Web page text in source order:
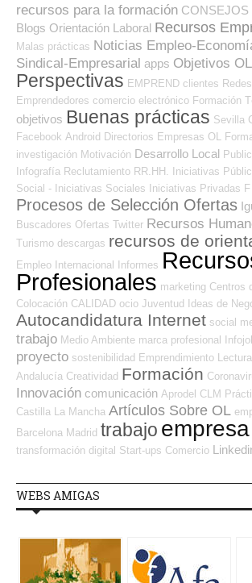
recursos para la formación CONSEJOS
Blogs Orientación Laboral Recursos
Malas prácticas Noticias Empleo-
Sindical-Empresarial apps Objetivos OL
Perspectivas EMPREND clientes
Emprendedores comercio electrónico Formación
objetivos Buenas prácticas Sevilla
Facebook Android Directorios Empresas OL
investigación Motivación Desarrollo Local
Infografía Reclutamiento RR.HH. Iniciativas
Social - Iniciativas Sociales Iniciativas Privadas
Procesos de Selección Ofertas
Buscadores Ofertas Twitter Recursos
Turismo descargas recursos de
Empleo Internacional Informes
Profesionales marketing Centros
Colocación CALIDAD ocio Juventud Ideas de
Autocandidatura Internet social
trabajo Medio Ambiente marca profesional
proyecto sostenibilidad Emprendimiento Lectura
Andalucía Creatividad Formación
Innovación comunicación Aprodel CLM
Castilla La Mancha Artículos Sobre OL
Barcelona Madrid trabajo empresa
transformación digital Start-ups Comercio
WEBS AMIGAS